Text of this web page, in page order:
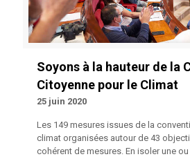
Soyons à la hauteur de la
Citoyenne pour le Climat
25 juin 2020
Les 149 mesures issues de la
climat organisées autour de 43
cohérent de mesures. En isoler une ou